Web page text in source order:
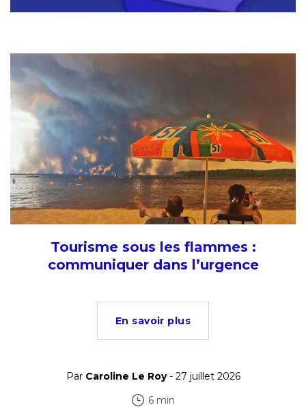
Tourisme sous les flammes :
communiquer dans l’urgence
En savoir plus
Par Caroline Le Roy- 27 juillet 2026
6 min